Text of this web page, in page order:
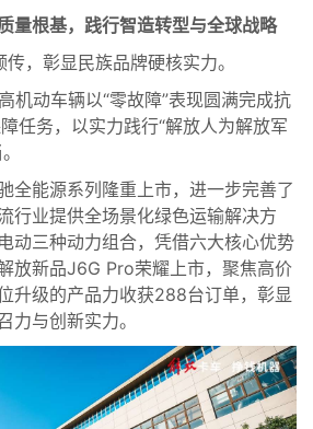
量根基，践行智造转型与全球战略
，彰显民族品牌硬核实力。
机动车辆以“零故障”表现圆满完成抗
任务，以实力践行“解放人为解放军
全能源系列隆重上市，进一步完善了
行业提供全场景化绿色运输解决方
动三种动力组合，凭借六大核心优势
放新品J6G Pro荣耀上市，聚焦高价
升级的产品力收获288台订单，彰显
力与创新实力。